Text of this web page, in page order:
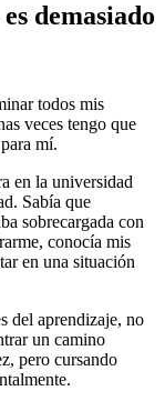
demasiado
todos mis
veces tengo que
mí.
en la universidad
Sabía que
sobrecargada con
conocía mis
en una situación
del aprendizaje, no
un camino
pero cursando